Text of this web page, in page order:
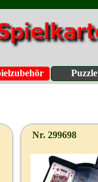
Puzzle
Nr. 299698